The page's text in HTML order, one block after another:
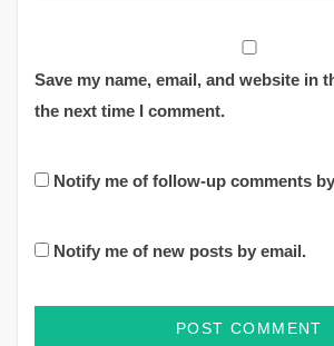
Save my name, email, and website in
the next time I comment.
Notify me of follow-up comments
Notify me of new posts by email.